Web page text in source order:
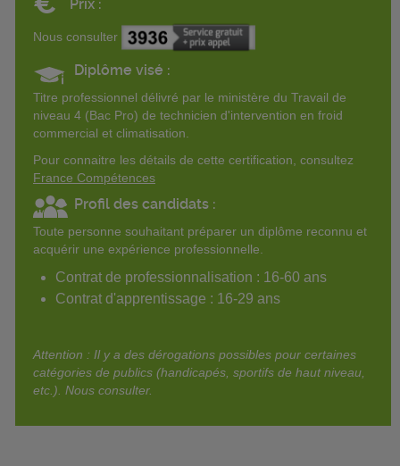
Prix :
Nous consulter
Diplôme visé :
Titre professionnel délivré par le ministère du Travail de
niveau 4 (Bac Pro) de technicien d'intervention en froid
commercial et climatisation.
Pour connaitre les détails de cette certification, consultez
France Compétences
Profil des candidats :
Toute personne souhaitant préparer un diplôme reconnu et
acquérir une expérience professionnelle.
Contrat de professionnalisation : 16-60 ans
Contrat d'apprentissage : 16-29 ans
Attention : Il y a des dérogations possibles pour certaines
catégories de publics (handicapés, sportifs de haut niveau,
etc.). Nous consulter.